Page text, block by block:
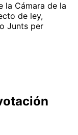
la Cámara de la
de ley,
Junts per